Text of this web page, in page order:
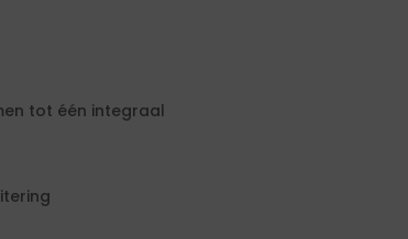
tot één integraal